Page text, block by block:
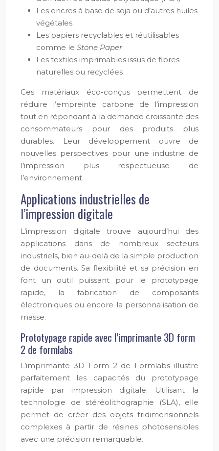
Les encres à base de soja ou d’autres huiles
végétales
Les papiers recyclables et réutilisables
comme le Stone Paper
Les textiles imprimables issus de fibres
naturelles ou recyclées
Ces matériaux éco-conçus permettent de
réduire l’empreinte carbone de l’impression
tout en répondant à la demande croissante des
consommateurs pour des produits plus
durables. Leur développement ouvre de
nouvelles perspectives pour une industrie de
l’impression plus respectueuse de
l’environnement.
Applications industrielles de
l’impression digitale
L’impression digitale trouve aujourd’hui des
applications dans de nombreux secteurs
industriels, bien au-delà de la simple production
de documents. Sa flexibilité et sa précision en
font un outil puissant pour le prototypage
rapide, la fabrication de composants
électroniques ou encore la personnalisation de
masse.
Prototypage rapide avec l’imprimante 3D form
2 de formlabs
L’imprimante 3D Form 2 de Formlabs illustre
parfaitement les capacités du prototypage
rapide par impression digitale. Utilisant la
technologie de stéréolithographie (SLA), elle
permet de créer des objets tridimensionnels
complexes à partir de résines photosensibles
avec une précision remarquable.